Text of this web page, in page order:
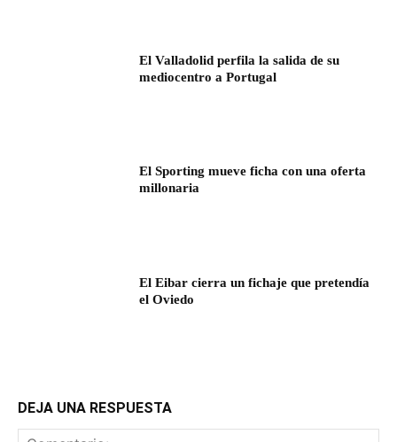
El Valladolid perfila la salida de su
mediocentro a Portugal
El Sporting mueve ficha con una oferta
millonaria
El Eibar cierra un fichaje que pretendía
el Oviedo
DEJA UNA RESPUESTA